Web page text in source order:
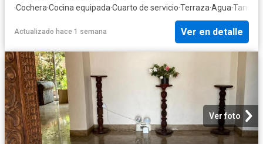
·Cochera·Cocina equipada·Cuarto de servicio·Terraza·Agua·Tanque
Actualizado hace 1 semana Ver en detalle
Ver foto